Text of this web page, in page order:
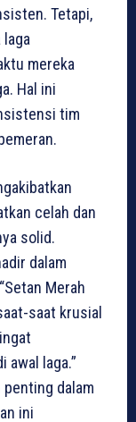
Tetapi,
laga
mereka
Hal ini
tim
celah dan
solid.
dalam
Merah
saat krusial
awal laga.”
dalam
ini